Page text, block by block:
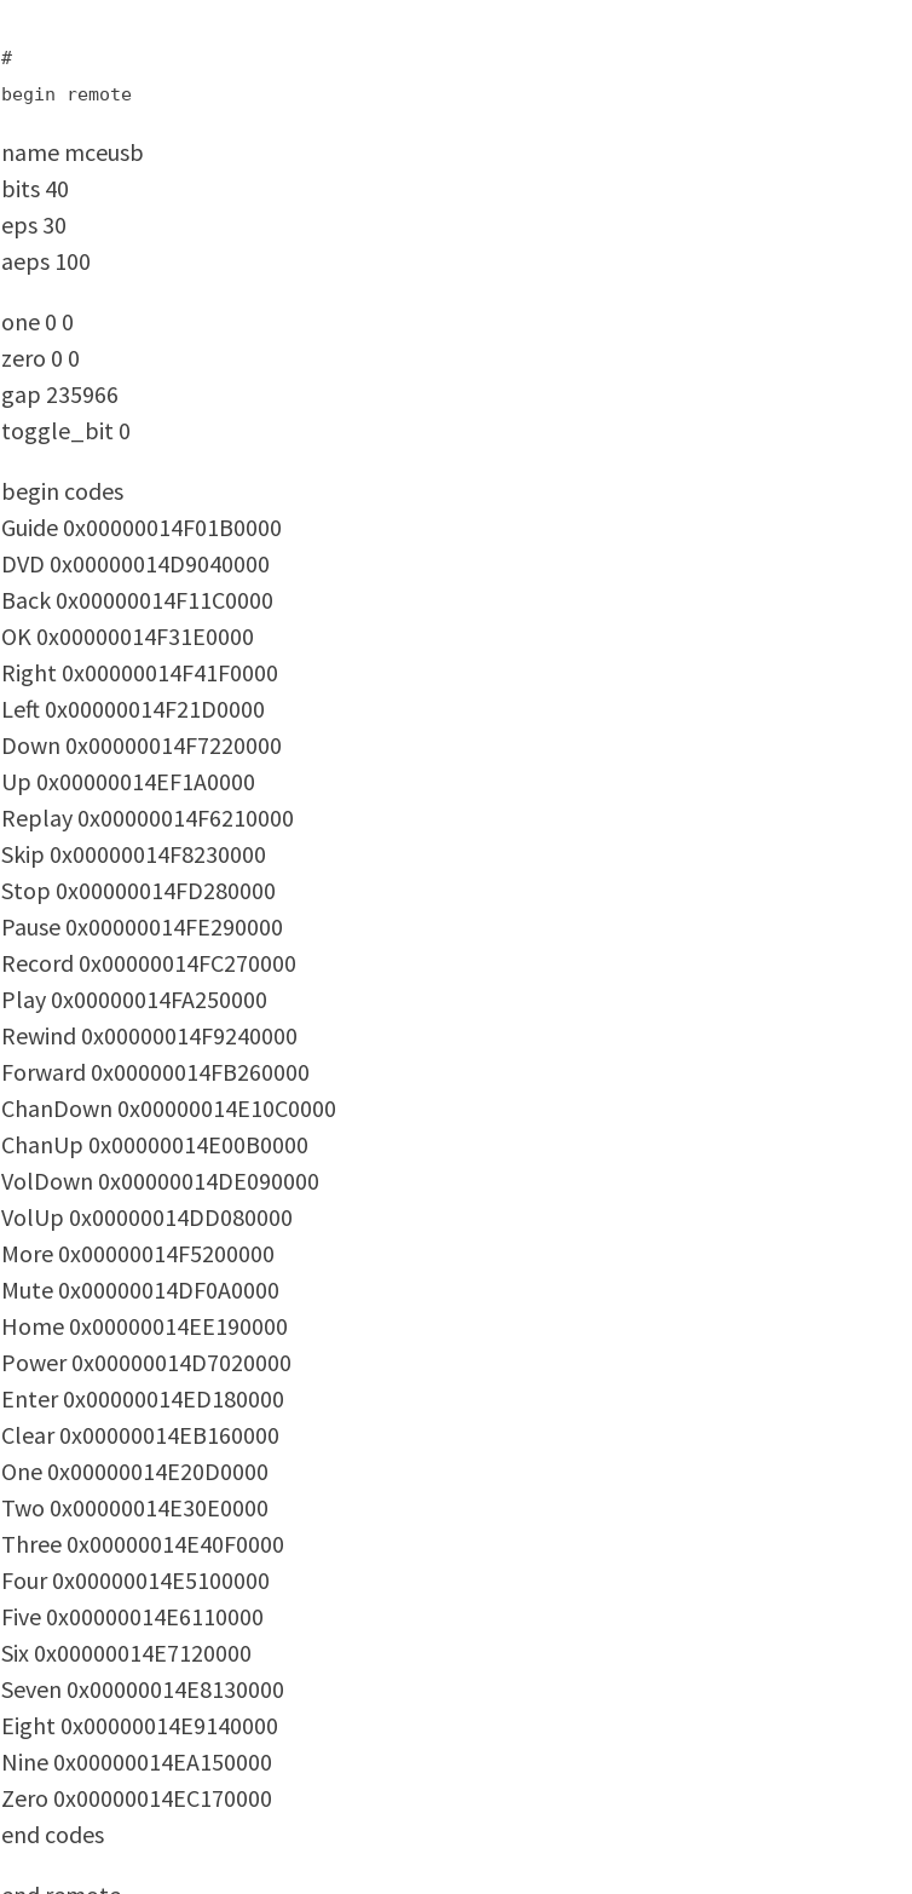
#
begin remote
name mceusb
bits 40
eps 30
aeps 100
one 0 0
zero 0 0
gap 235966
toggle_bit 0
begin codes
Guide 0x00000014F01B0000
DVD 0x00000014D9040000
Back 0x00000014F11C0000
OK 0x00000014F31E0000
Right 0x00000014F41F0000
Left 0x00000014F21D0000
Down 0x00000014F7220000
Up 0x00000014EF1A0000
Replay 0x00000014F6210000
Skip 0x00000014F8230000
Stop 0x00000014FD280000
Pause 0x00000014FE290000
Record 0x00000014FC270000
Play 0x00000014FA250000
Rewind 0x00000014F9240000
Forward 0x00000014FB260000
ChanDown 0x00000014E10C0000
ChanUp 0x00000014E00B0000
VolDown 0x00000014DE090000
VolUp 0x00000014DD080000
More 0x00000014F5200000
Mute 0x00000014DF0A0000
Home 0x00000014EE190000
Power 0x00000014D7020000
Enter 0x00000014ED180000
Clear 0x00000014EB160000
One 0x00000014E20D0000
Two 0x00000014E30E0000
Three 0x00000014E40F0000
Four 0x00000014E5100000
Five 0x00000014E6110000
Six 0x00000014E7120000
Seven 0x00000014E8130000
Eight 0x00000014E9140000
Nine 0x00000014EA150000
Zero 0x00000014EC170000
end codes